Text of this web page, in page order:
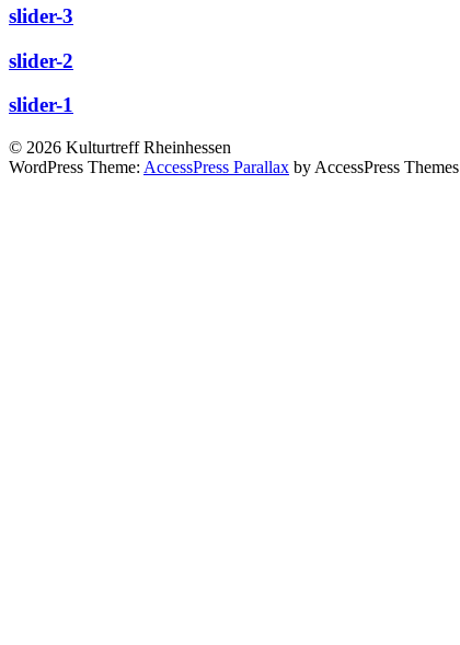
slider-3
slider-2
slider-1
© 2026 Kulturtreff Rheinhessen
WordPress Theme: AccessPress Parallax by AccessPress Themes